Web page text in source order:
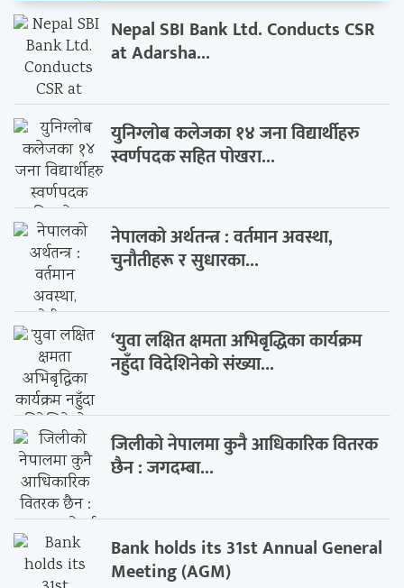
Nepal SBI Bank Ltd. Conducts CSR
at Adarsha...
युनिग्लोब कलेजका १४ जना विद्यार्थीहरु
स्वर्णपदक सहित पोखरा...
नेपालको अर्थतन्त्र : वर्तमान अवस्था,
चुनौतीहरू र सुधारका...
‘युवा लक्षित क्षमता अभिबृद्धिका कार्यक्रम
नहुँदा विदेशिनेको संख्या...
जिलीको नेपालमा कुनै आधिकारिक वितरक
छैन : जगदम्बा...
Bank holds its 31st Annual General
Meeting (AGM)